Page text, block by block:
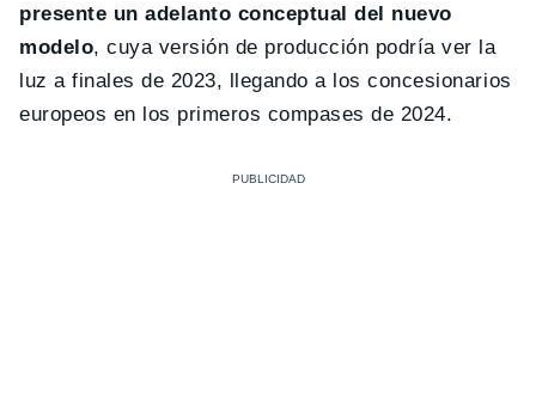
presente un adelanto conceptual del nuevo
modelo, cuya versión de producción podría ver la
luz a finales de 2023, llegando a los concesionarios
europeos en los primeros compases de 2024.